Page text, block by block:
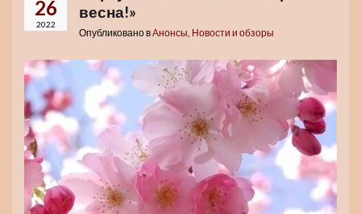
26
2022
весна!»
Опубликовано вАнонсы, Новости и обзоры